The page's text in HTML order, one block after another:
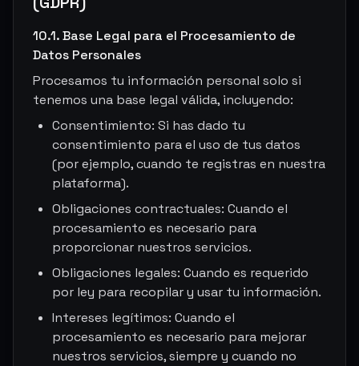
10.1. Base Legal para el Procesamiento de
Datos Personales
Procesamos tu información personal solo si
tenemos una base legal válida, incluyendo:
Consentimiento: Si has dado tu
consentimiento para el uso de tus datos
(por ejemplo, cuando te registras en nuestra
plataforma).
Obligaciones contractuales: Cuando el
procesamiento es necesario para
proporcionar nuestros servicios.
Obligaciones legales: Cuando es requerido
por ley para recopilar y usar tu información.
Intereses legítimos: Cuando el
procesamiento es necesario para mejorar
nuestros servicios, siempre y cuando no